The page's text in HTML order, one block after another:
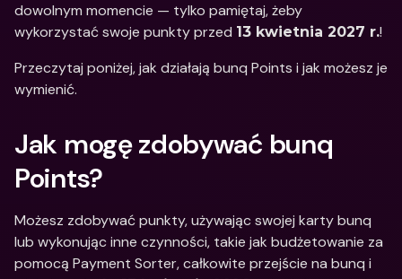
dowolnym momencie — tylko pamiętaj, żeby
wykorzystać swoje punkty przed 13 kwietnia 2027 r.!
Przeczytaj poniżej, jak działają bunq Points i jak możesz je
wymienić.
Jak mogę zdobywać bunq
Points?
Możesz zdobywać punkty, używając swojej karty bunq
lub wykonując inne czynności, takie jak budżetowanie za
pomocą Payment Sorter, całkowite przejście na bunq i